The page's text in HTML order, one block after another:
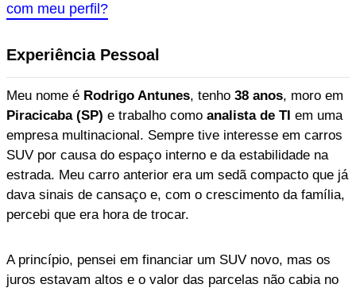
com meu perfil?
Experiência Pessoal
Meu nome é Rodrigo Antunes, tenho 38 anos, moro em
Piracicaba (SP) e trabalho como analista de TI em uma
empresa multinacional. Sempre tive interesse em carros
SUV por causa do espaço interno e da estabilidade na
estrada. Meu carro anterior era um sedã compacto que já
dava sinais de cansaço e, com o crescimento da família,
percebi que era hora de trocar.
A princípio, pensei em financiar um SUV novo, mas os
juros estavam altos e o valor das parcelas não cabia no